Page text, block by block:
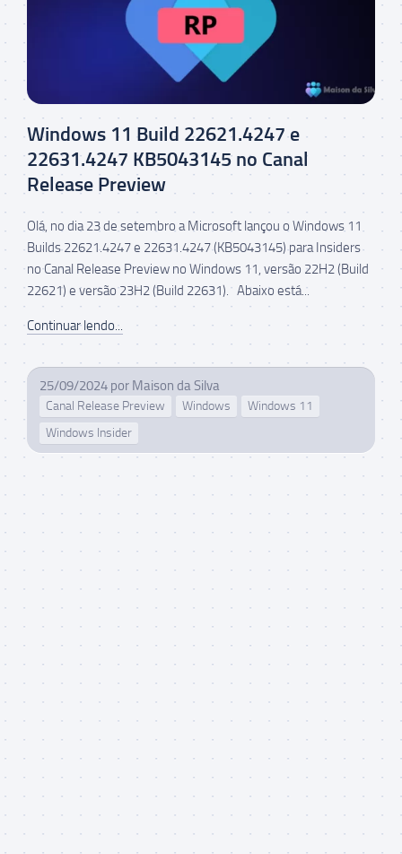
Windows 11 Build 22621.4247 e
22631.4247 KB5043145 no Canal
Release Preview
Olá, no dia 23 de setembro a Microsoft lançou o Windows 11
Builds 22621.4247 e 22631.4247 (KB5043145) para Insiders
no Canal Release Preview no Windows 11, versão 22H2 (Build
22621) e versão 23H2 (Build 22631). Abaixo está...
Continuar lendo...
25/09/2024 por Maison da Silva
Canal Release Preview Windows
Windows 11
Windows Insider